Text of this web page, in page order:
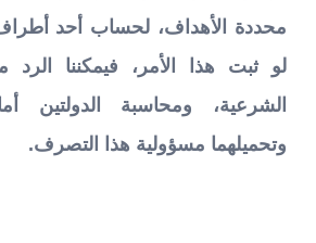
محددة الأهداف، لحساب أحد
لو ثبت هذا الأمر، فيمكننا الرد
الشرعية، ومحاسبة الدولتين
وتحميلهما مسؤولية هذا التصرف.